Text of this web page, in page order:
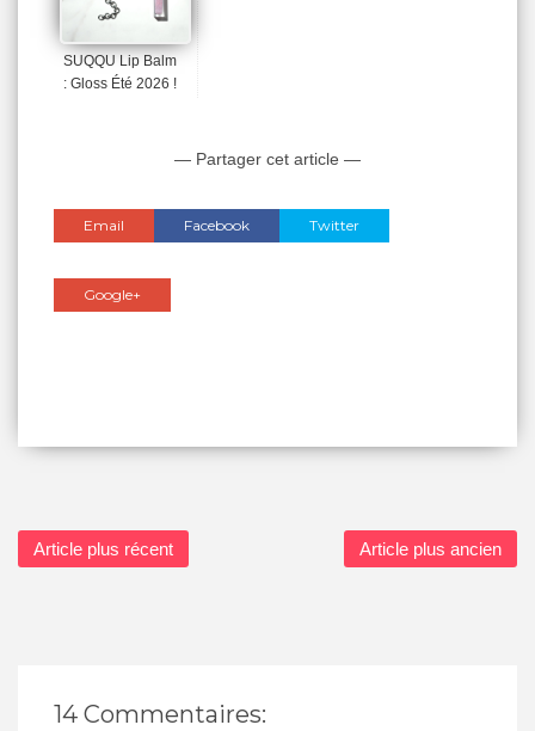
SUQQU Lip Balm
: Gloss Été 2026 !
— Partager cet article —
Email Facebook Twitter
Google+
Article plus récent Article plus ancien
14 Commentaires: